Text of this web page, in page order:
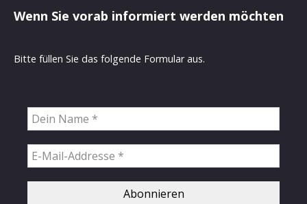
Wenn Sie vorab informiert werden möchten
Bitte füllen Sie das folgende Formular aus.